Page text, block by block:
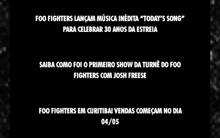
FOO FIGHTERS LANÇAM MÚSICA INÉDITA “TODAY’S SONG”
PARA CELEBRAR 30 ANOS DA ESTREIA
SAIBA COMO FOI O PRIMEIRO SHOW DA TURNÊ DO FOO
FIGHTERS COM JOSH FREESE
FOO FIGHTERS EM CURITIBA! VENDAS COMEÇAM NO DIA
04/05